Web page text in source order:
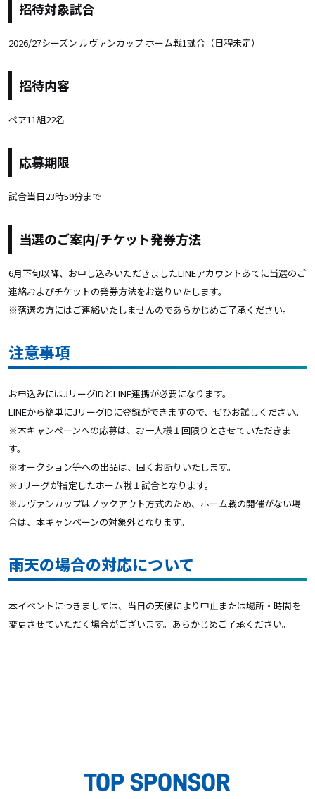
招待対象試合
2026/27シーズン ルヴァンカップ ホーム戦1試合（日程未定）
招待内容
ペア11組22名
応募期限
試合当日23時59分まで
当選のご案内/チケット発券方法
6月下旬以降、お申し込みいただきましたLINEアカウントあてに当選のご
連絡およびチケットの発券方法をお送りいたします。
※落選の方にはご連絡いたしませんのであらかじめご了承ください。
注意事項
お申込みにはJリーグIDとLINE連携が必要になります。
LINEから簡単にJリーグIDに登録ができますので、ぜひお試しください。
※本キャンペーンへの応募は、お一人様１回限りとさせていただきま
す。
※オークション等への出品は、固くお断りいたします。
※Jリーグが指定したホーム戦１試合となります。
※ルヴァンカップはノックアウト方式のため、ホーム戦の開催がない場
合は、本キャンペーンの対象外となります。
雨天の場合の対応について
本イベントにつきましては、当日の天候により中止または場所・時間を
変更させていただく場合がございます。あらかじめご了承ください。
TOP SPONSOR